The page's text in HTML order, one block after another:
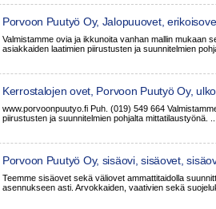
Porvoon Puutyö Oy, Jalopuuovet,
mittatilausovet, Helsiki Espoo Vantaa
Valmistamme ovia ja ikkunoita vanhan mallin mukaan
asiakkaiden laatimien piirustusten ja suunnitelmien
Kerrostalojen ovet, Porvoon Puutyö Oy,
kerrostaloon, Pääkaupunkiseutu, Helsinki,
www.porvoonpuutyo.fi Puh. (019) 549 664
piirustusten ja suunnitelmien pohjalta mittatilaustyönä.
Porvoon Puutyö Oy, sisäovi, sisäovet,
väliovet, Porvoo Helsinki Vantaa Espoo
Teemme sisäovet sekä väliovet ammattitaidolla
asennukseen asti. Arvokkaiden, vaativien sekä